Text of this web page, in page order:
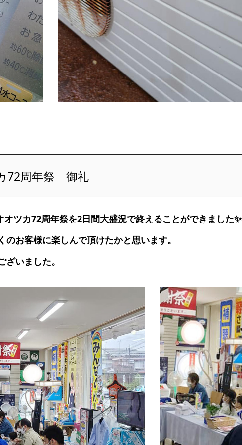
72周年祭 御礼
ツカ72周年祭を2日間大盛況で終えることができました✨
お客様に楽しんで頂けたかと思います。
いました。